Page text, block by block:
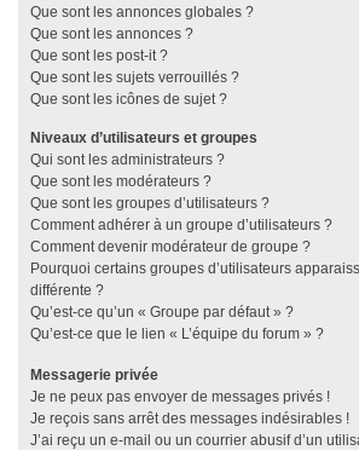
Que sont les annonces globales ?
Que sont les annonces ?
Que sont les post-it ?
Que sont les sujets verrouillés ?
Que sont les icônes de sujet ?
Niveaux d’utilisateurs et groupes
Qui sont les administrateurs ?
Que sont les modérateurs ?
Que sont les groupes d’utilisateurs ?
Comment adhérer à un groupe d’utilisateurs ?
Comment devenir modérateur de groupe ?
Pourquoi certains groupes d’utilisateurs
différente ?
Qu’est-ce qu’un « Groupe par défaut » ?
Qu’est-ce que le lien « L’équipe du forum » ?
Messagerie privée
Je ne peux pas envoyer de messages privés !
Je reçois sans arrêt des messages indésirables !
J’ai reçu un e-mail ou un courrier abusif d’un